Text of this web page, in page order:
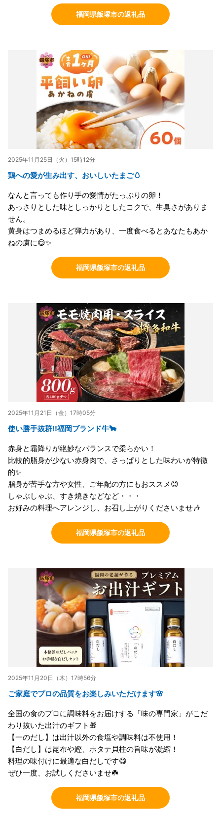
福岡県飯塚市の返礼品
2025年11月25日（火）15時12分
鶏への愛が生み出す、おいしいたまご🥚
なんと言っても作り手の愛情がたっぷりの卵！
あっさりとした味としっかりとしたコクで、生臭さがありま
せん。
黄身はつまめるほど弾力があり、一度食べるとあなたもあか
ねの虜に😋✨
福岡県飯塚市の返礼品
2025年11月21日（金）17時05分
使い勝手抜群!!福岡ブランド牛🐂
赤身と霜降りが絶妙なバランスで柔らかい！
比較的脂身が少ない赤身肉で、さっぱりとした味わいが特徴
的✨
脂身が苦手な方や女性、ご年配の方にもおススメ😊
しゃぶしゃぶ、すき焼きなどなど・・・
お好みの料理へアレンジし、お召し上がりくださいませ🎶
福岡県飯塚市の返礼品
2025年11月20日（木）17時56分
ご家庭でプロの品質をお楽しみいただけます🌸
全国の食のプロに調味料をお届けする「味の専門家」がこだ
わり抜いた出汁のギフト🎁
【一のだし】は出汁以外の食塩や調味料は不使用！
【白だし】は昆布や鰹、ホタテ貝柱の旨味が凝縮！
料理の味付けに最適な白だしです😋
ぜひ一度、お試しくださいませ☘️
福岡県飯塚市の返礼品